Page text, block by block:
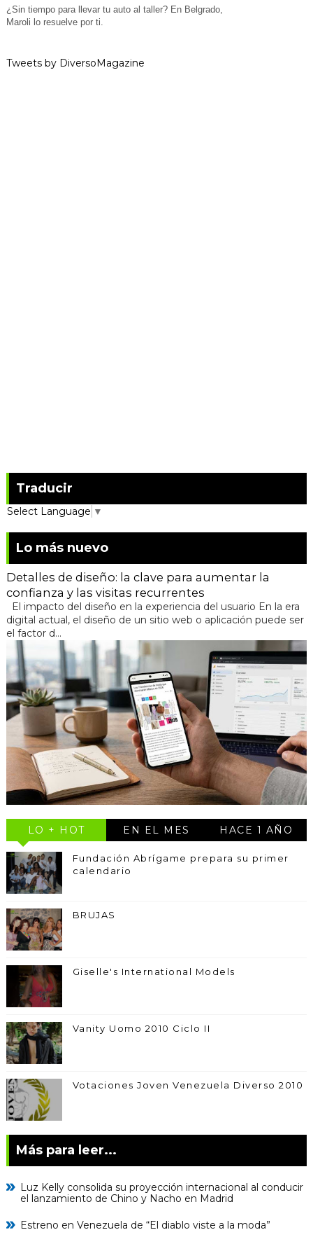
¿Sin tiempo para llevar tu auto al taller? En Belgrado,
Maroli lo resuelve por ti.
Tweets by DiversoMagazine
Traducir
Select Language ▼
Lo más nuevo
Detalles de diseño: la clave para aumentar la
confianza y las visitas recurrentes
El impacto del diseño en la experiencia del usuario En la era
digital actual, el diseño de un sitio web o aplicación puede ser
el factor d...
LO + HOT EN EL MES HACE 1 AÑO
Fundación Abrígame prepara su primer
calendario
BRUJAS
Giselle's International Models
Vanity Uomo 2010 Ciclo II
Votaciones Joven Venezuela Diverso 2010
Más para leer...
Luz Kelly consolida su proyección internacional al conducir
el lanzamiento de Chino y Nacho en Madrid
Estreno en Venezuela de “El diablo viste a la moda”